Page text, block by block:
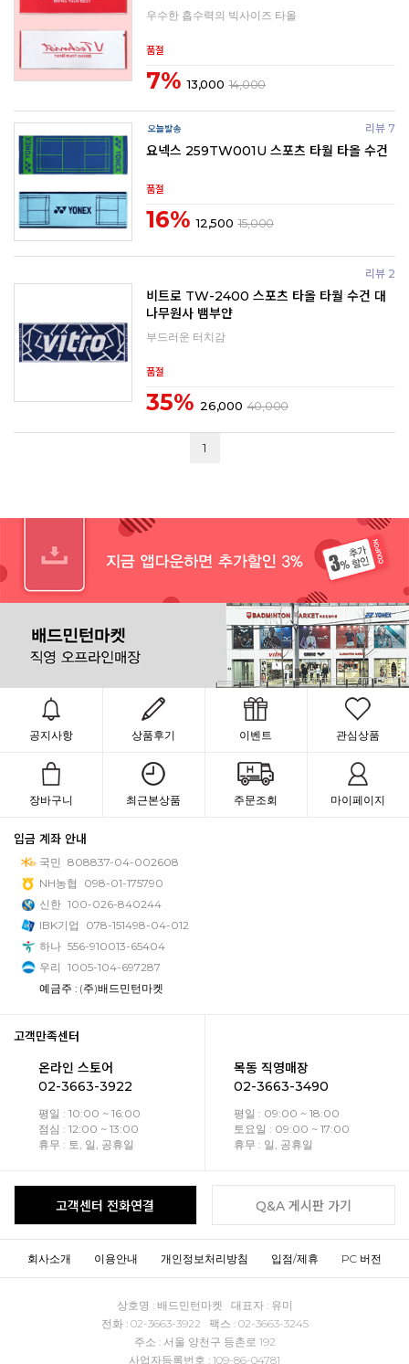
우수한 흡수력의 빅사이즈 타올
7% 13,000 14,000
품절
리뷰 7
요넥스 259TW001U 스포츠 타월 타올 수건
16% 12,500 15,000
품절
리뷰 2
비트로 TW-2400 스포츠 타올 타월 수건 대
나무원사 뱀부얀
부드러운 터치감
35% 26,000 40,000
품절
1
공지사항 상품후기 이벤트 관심상품
장바구니 최근본상품 주문조회 마이페이지
입금 계좌 안내
국민 808837-04-002608
NH농협
098-01-175790
신한 100-026-840244
IBK기업
078-151498-04-012
하나 556-910013-65404
우리 1005-104-697287
예금주 : (주)배드민턴마켓
고객만족센터
온라인 스토어
02-3663-3922
평일 : 10:00 ~ 16:00
점심 : 12:00 ~ 13:00
휴무 : 토, 일, 공휴일
목동 직영매장
02-3663-3490
평일 : 09:00 ~ 18:00
토요일 : 09:00 ~ 17:00
휴무 : 일, 공휴일
고객센터 전화연결 Q&A 게시판 가기
회사소개 이용안내 개인정보처리방침 입점/제휴 PC 버전
상호명 : 배드민턴마켓 대표자 : 유미
전화 : 02-3663-3922 팩스 : 02-3663-3245
주소 : 서울 양천구 등촌로 192
사업자등록번호 : 109-86-04781